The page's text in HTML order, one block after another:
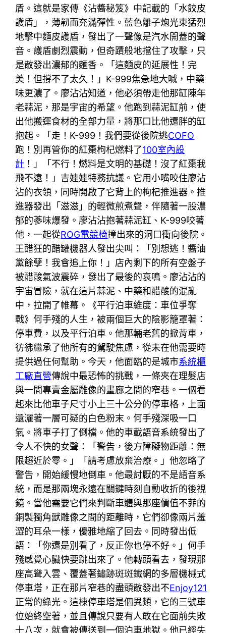
盾。這就是家傳《沾醬秘笈》中記載的「水餃皮
護盾」，薄韌而充滿彈性。藍色離子炮光束猛烈
地擊中麵皮護盾，發出了一聲像是汽水開蓋的聲
音。護盾劇烈震動，但奇蹟般地擋住了攻擊，只
是散發出濃郁的麵香。「這麵皮的延展性！完
美！但撐不了太久！」K-999焦急地大喊，中藥
味更濃了。廖沾沾知道，他必須帶走他那缸陳年
老蒜泥，那是宇宙的希望。他跑到蒜泥缸前，使
出他搬運食材的全部力量，將那口比他還胖的缸
抱起。「走！K-999！我們要從後院逃COFO
跑！別再管你的紅棗枸杞燃料了100室內設
計 ！」「不行！燃料是文明的基礎！沒了紅棗我
飛不遠！」吉娃娃特務抗議。它用小嘴咬住廖沾
沾的衣領，同時開啟了它背上的枸杞推進器。推
進器發出「滋滋」的輕微煎煮聲，伴隨著一股濃
郁的蔘味爆發。廖沾沾抱著蒜泥缸、K-999咬著
他，一起從ROG電競椅撞出來的洞口衝向後院。
王醋狂的醋罐機器人發出尖叫：「別想逃！醬油
黨餘孽！我會追上你！」店內剩下的所有空盤子
被醋酸氣波震碎，發出了最後的哀鳴。廖沾沾的
宇宙冒險，就在這片蒜泥、中藥和醋酸的混亂
中，拉開了帷幕。《平行泊車維度：車位爭奪
戰》何手殘的人生，被兩個巨大的陰影籠罩著：
停車費，以及平行泊車。他那輛老舊的掀背車，
彷彿繼承了他所有的駕駛焦慮，從未在他需要時
提供過任何幫助。今天，他面臨的是城市系統櫃
工廠直營傳說中最恐怖的挑戰，一條夾在理髮店
與一間專賣金屬雕像的畫廊之間的窄巷。一個看
起來比他車子尺寸小上三十公分的停車格，上面
還灑著一層可疑的白色粉末。何手殘深吸一口
氣。將車子打了倒檔。他的車載語音系統發出了
令人不快的女聲：「警告，後方障礙物距離：無
限趨近於零。」「請考慮放棄治療。」他忽略了
警告，開始緩慢地倒車。他最討厭的不是語音系
統，而是那兩塊永遠在關鍵時刻自動收折的後視
鏡。當他需要它們來判斷車體與那座價值不菲的
銅製獨角獸雕像之間的距離時，它們卻像兩片羞
澀的耳朵一樣，優雅地縮了回去。同時發出低
語：「你還是別看了，反正你也停不好。」何手
殘感覺心臟快要跳出來了。他轉頭看去，發現那
座高聳入雲、覆蓋著鏽跡斑斑鐵網的多層機械式
停車塔，正在那片窄巷的盡頭散發出不Enjoy121
正常的綠光。這棟停車塔是個異類，它的三號車
位始終空著，並且傳說只要有人敢在它面前失敗
十八次，就會被傳送到一個泊車地獄。他已經失